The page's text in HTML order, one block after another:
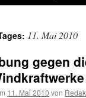
11. Mai 2010
gegen
11. Mai 2010 von